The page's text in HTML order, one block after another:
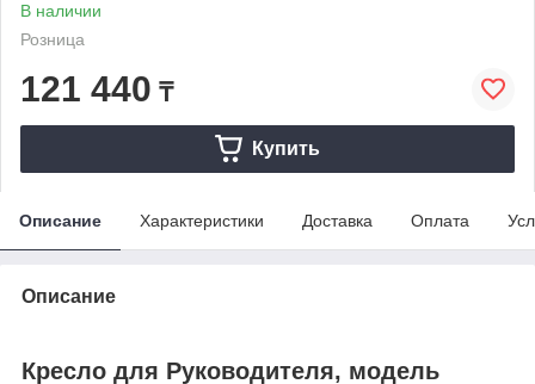
В наличии
Розница
121 440 ₸
Купить
Описание Характеристики Доставка Оплата
Описание
Кресло для Руководителя, модель